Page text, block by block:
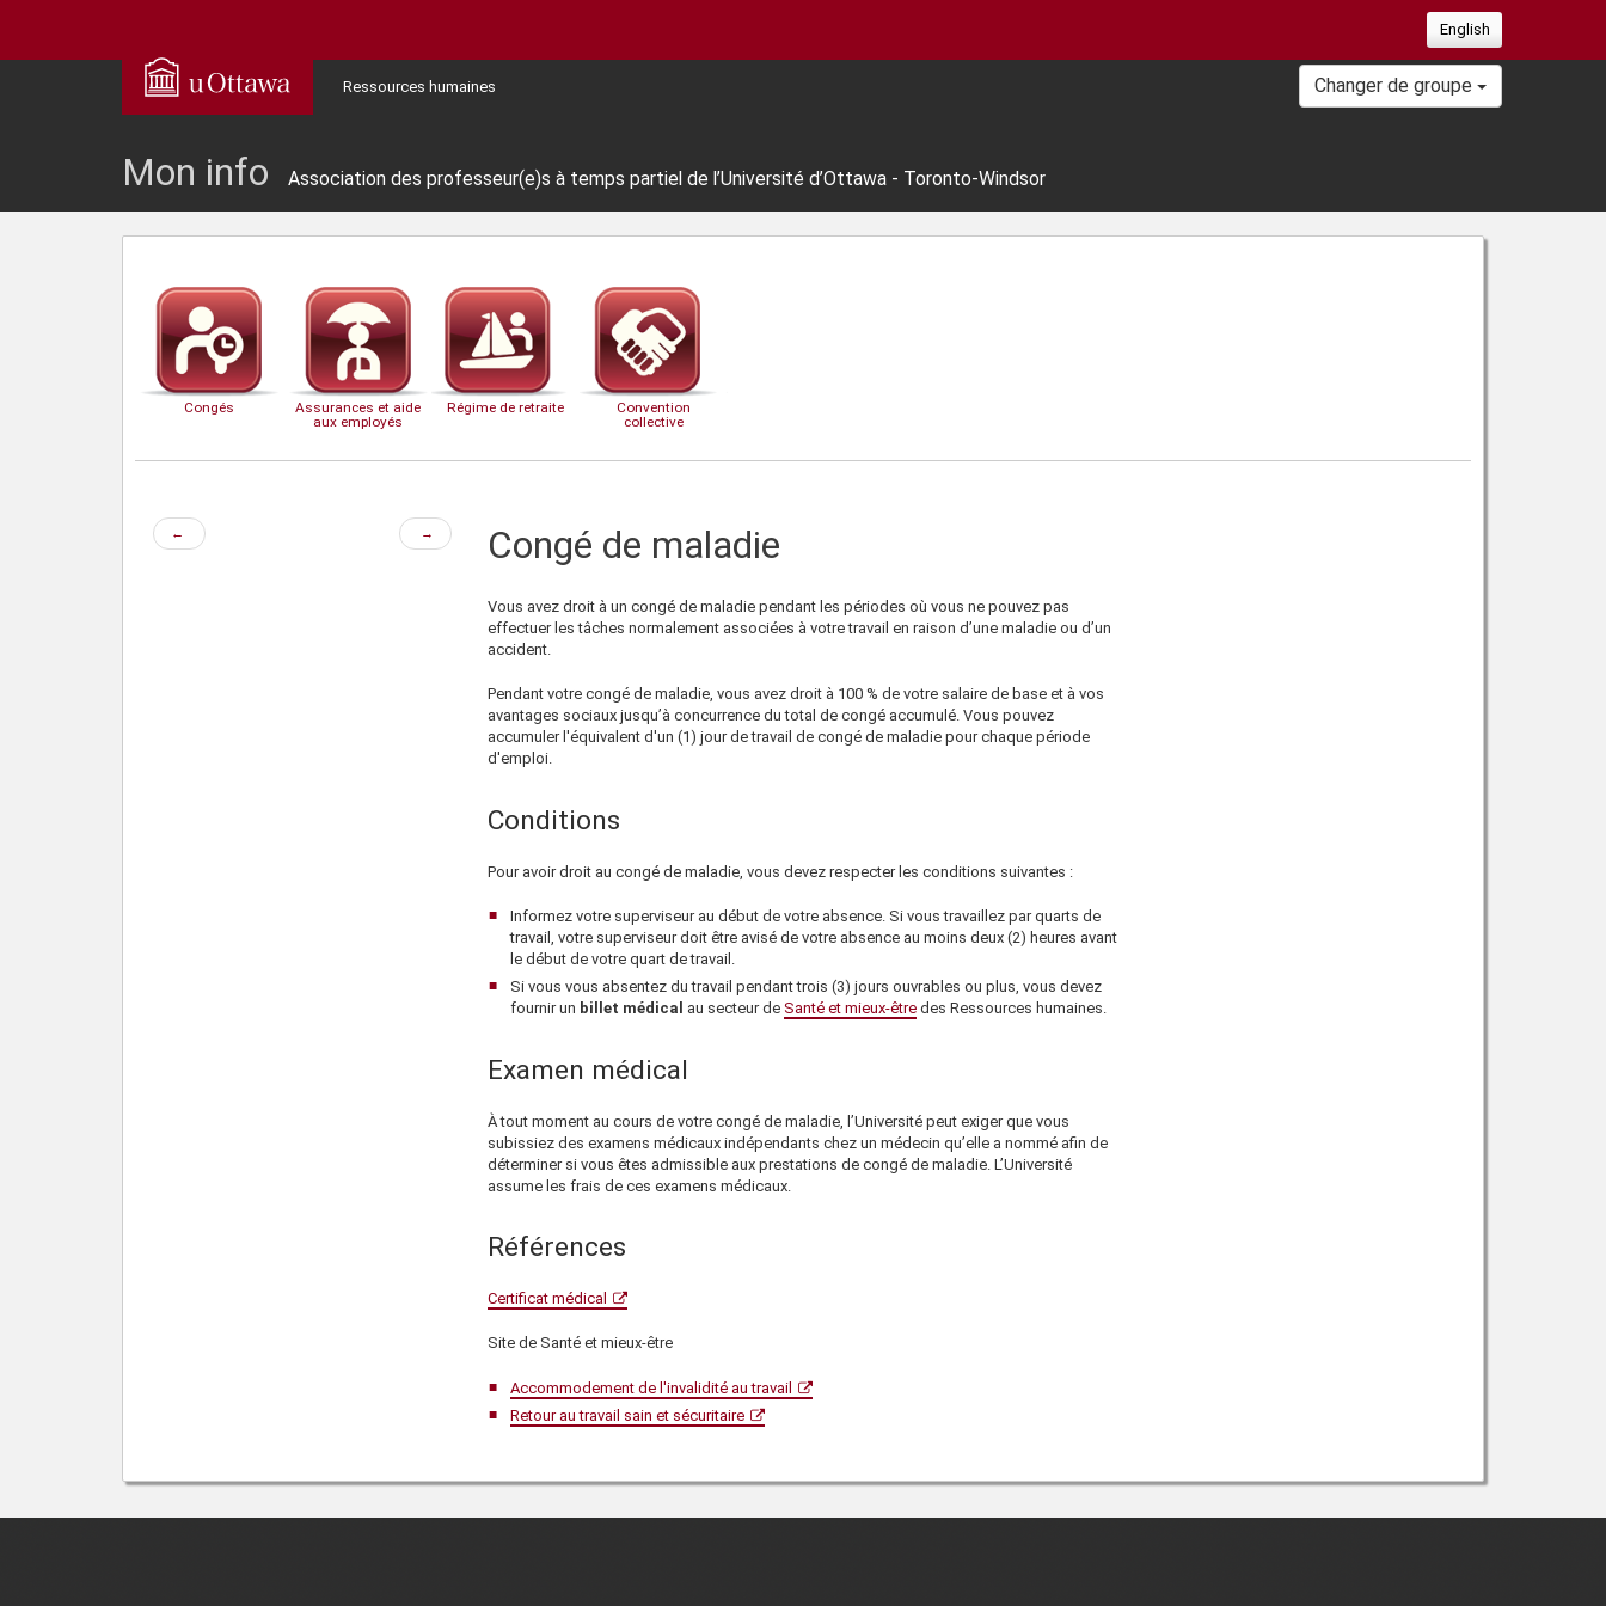
English
Ressources humaines Changer de groupe
Mon info Association des professeur(e)s à temps partiel de l’Université d’Ottawa - Toronto-Windsor
Congés
Assurances et aide
aux employés
Régime de retraite
Convention
collective
←
Page
précédente
Page
suivante
→ Congé de maladie
Vous avez droit à un congé de maladie pendant les périodes où vous ne pouvez pas
effectuer les tâches normalement associées à votre travail en raison d’une maladie ou d’un
accident.
Pendant votre congé de maladie, vous avez droit à 100 % de votre salaire de base et à vos
avantages sociaux jusqu’à concurrence du total de congé accumulé. Vous pouvez
accumuler l'équivalent d'un (1) jour de travail de congé de maladie pour chaque période
d'emploi.
Conditions
Pour avoir droit au congé de maladie, vous devez respecter les conditions suivantes :
Informez votre superviseur au début de votre absence. Si vous travaillez par quarts de
travail, votre superviseur doit être avisé de votre absence au moins deux (2) heures avant
le début de votre quart de travail.
Si vous vous absentez du travail pendant trois (3) jours ouvrables ou plus, vous devez
fournir un billet médical au secteur de Santé et mieux-être des Ressources humaines.
Examen médical
À tout moment au cours de votre congé de maladie, l’Université peut exiger que vous
subissiez des examens médicaux indépendants chez un médecin qu’elle a nommé afin de
déterminer si vous êtes admissible aux prestations de congé de maladie. L’Université
assume les frais de ces examens médicaux.
Références
Certificat médical
Site de Santé et mieux-être
Accommodement de l'invalidité au travail
Retour au travail sain et sécuritaire